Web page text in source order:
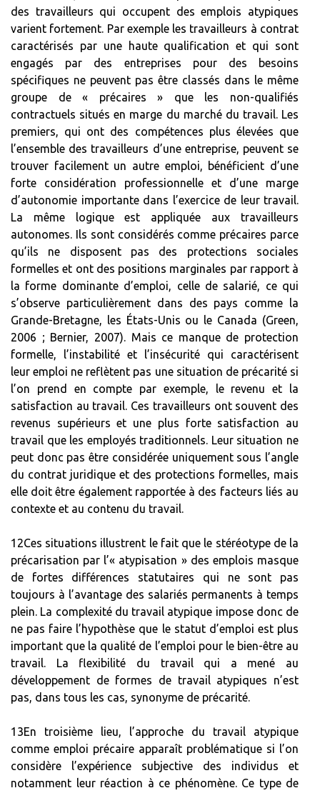
des travailleurs qui occupent des emplois atypiques
varient fortement. Par exemple les travailleurs à contrat
caractérisés par une haute qualification et qui sont
engagés par des entreprises pour des besoins
spécifiques ne peuvent pas être classés dans le même
groupe de « précaires » que les non-qualifiés
contractuels situés en marge du marché du travail. Les
premiers, qui ont des compétences plus élevées que
l’ensemble des travailleurs d’une entreprise, peuvent se
trouver facilement un autre emploi, bénéficient d’une
forte considération professionnelle et d’une marge
d’autonomie importante dans l’exercice de leur travail.
La même logique est appliquée aux travailleurs
autonomes. Ils sont considérés comme précaires parce
qu’ils ne disposent pas des protections sociales
formelles et ont des positions marginales par rapport à
la forme dominante d’emploi, celle de salarié, ce qui
s’observe particulièrement dans des pays comme la
Grande-Bretagne, les États-Unis ou le Canada (Green,
2006 ; Bernier, 2007). Mais ce manque de protection
formelle, l’instabilité et l’insécurité qui caractérisent
leur emploi ne reflètent pas une situation de précarité si
l’on prend en compte par exemple, le revenu et la
satisfaction au travail. Ces travailleurs ont souvent des
revenus supérieurs et une plus forte satisfaction au
travail que les employés traditionnels. Leur situation ne
peut donc pas être considérée uniquement sous l’angle
du contrat juridique et des protections formelles, mais
elle doit être également rapportée à des facteurs liés au
contexte et au contenu du travail.
12Ces situations illustrent le fait que le stéréotype de la
précarisation par l’« atypisation » des emplois masque
de fortes différences statutaires qui ne sont pas
toujours à l’avantage des salariés permanents à temps
plein. La complexité du travail atypique impose donc de
ne pas faire l’hypothèse que le statut d’emploi est plus
important que la qualité de l’emploi pour le bien-être au
travail. La flexibilité du travail qui a mené au
développement de formes de travail atypiques n’est
pas, dans tous les cas, synonyme de précarité.
13En troisième lieu, l’approche du travail atypique
comme emploi précaire apparaît problématique si l’on
considère l’expérience subjective des individus et
notamment leur réaction à ce phénomène. Ce type de